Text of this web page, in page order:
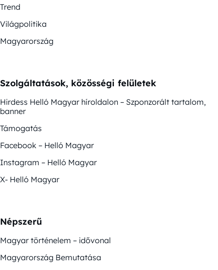
Trend
Világpolitika
Magyarország
Szolgáltatások, közösségi felületek
Hirdess Helló Magyar híroldalon – Szponzorált tartalom,
banner
Támogatás
Facebook – Helló Magyar
Instagram – Helló Magyar
X- Helló Magyar
Népszerű
Magyar történelem – idővonal
Magyarország Bemutatása